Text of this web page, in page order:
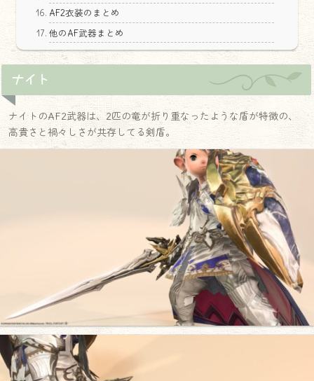
AF2衣装のまとめ
他のAF武器まとめ
ナイト
ナイトのAF2武器は、2匹の竜が折り重なったような盾が特徴の、
高貴さと禍々しさが共存してる剣盾。